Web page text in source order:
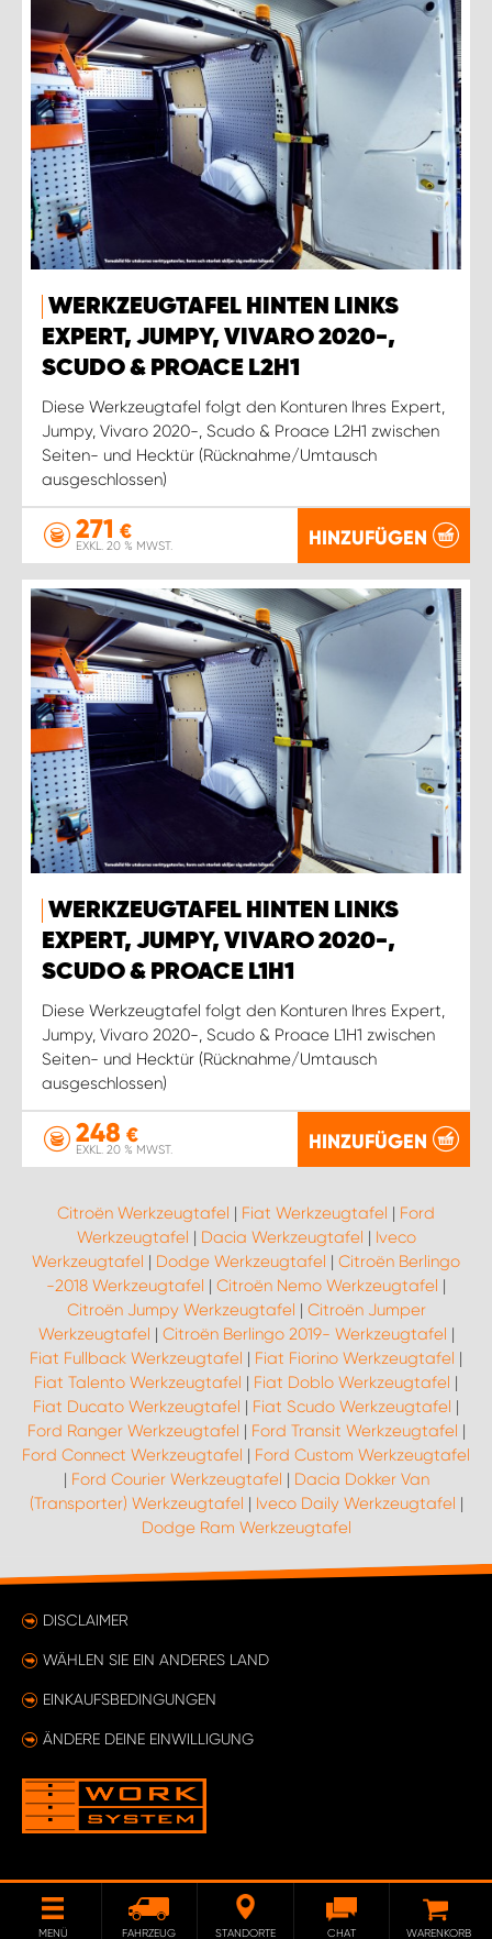
WERKZEUGTAFEL HINTEN LINKS
EXPERT, JUMPY, VIVARO 2020-,
SCUDO & PROACE L2H1
Diese Werkzeugtafel folgt den Konturen Ihres Expert,
Jumpy, Vivaro 2020-, Scudo & Proace L2H1 zwischen
Seiten- und Hecktür (Rücknahme/Umtausch
ausgeschlossen)
271 €
EXKL. 20 % MWST. HINZUFÜGEN
WERKZEUGTAFEL HINTEN LINKS
EXPERT, JUMPY, VIVARO 2020-,
SCUDO & PROACE L1H1
Diese Werkzeugtafel folgt den Konturen Ihres Expert,
Jumpy, Vivaro 2020-, Scudo & Proace L1H1 zwischen
Seiten- und Hecktür (Rücknahme/Umtausch
ausgeschlossen)
248 €
EXKL. 20 % MWST. HINZUFÜGEN
Citroën Werkzeugtafel | Fiat Werkzeugtafel | Ford
Werkzeugtafel | Dacia Werkzeugtafel | Iveco
Werkzeugtafel | Dodge Werkzeugtafel | Citroën Berlingo
-2018 Werkzeugtafel | Citroën Nemo Werkzeugtafel |
Citroën Jumpy Werkzeugtafel | Citroën Jumper
Werkzeugtafel | Citroën Berlingo 2019- Werkzeugtafel |
Fiat Fullback Werkzeugtafel | Fiat Fiorino Werkzeugtafel |
Fiat Talento Werkzeugtafel | Fiat Doblo Werkzeugtafel |
Fiat Ducato Werkzeugtafel | Fiat Scudo Werkzeugtafel |
Ford Ranger Werkzeugtafel | Ford Transit Werkzeugtafel |
Ford Connect Werkzeugtafel | Ford Custom Werkzeugtafel
| Ford Courier Werkzeugtafel | Dacia Dokker Van
(Transporter) Werkzeugtafel | Iveco Daily Werkzeugtafel |
Dodge Ram Werkzeugtafel
DISCLAIMER
WÄHLEN SIE EIN ANDERES LAND
EINKAUFSBEDINGUNGEN
ÄNDERE DEINE EINWILLIGUNG
MENÜ FAHRZEUG STANDORTE CHAT WARENKORB